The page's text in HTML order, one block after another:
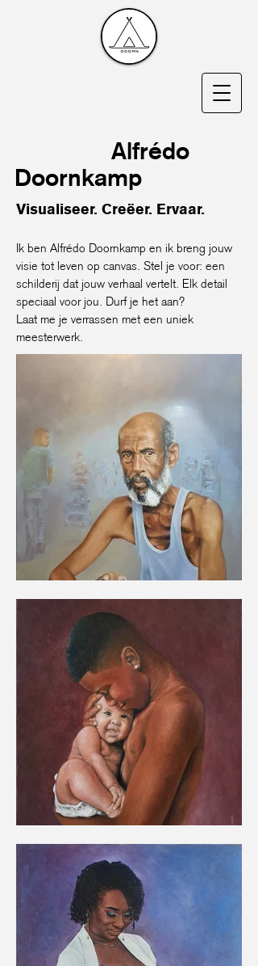
Alfrédo
Doornkamp
Visualiseer. Creëer. Ervaar.
Ik ben Alfrédo Doornkamp en ik breng jouw
visie tot leven op canvas. Stel je voor: een
schilderij dat jouw verhaal vertelt. Elk detail
speciaal voor jou. Durf je het aan?
Laat me je verrassen met een uniek
meesterwerk.